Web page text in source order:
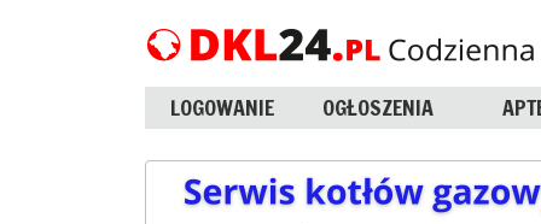
LOGOWANIE OGŁOSZENIA